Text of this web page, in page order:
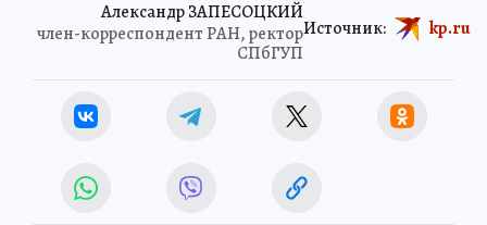
Александр ЗАПЕСОЦКИЙ
член-корреспондент РАН, ректор
СПбГУП
Источник: kp.ru